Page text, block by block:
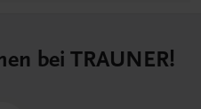
bei TRAUNER!